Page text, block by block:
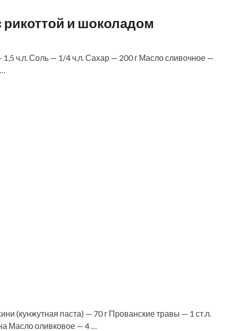
и шоколадом
ч.л. Соль — 1/4 ч.л. Сахар — 200 г Масло сливочное —
(кунжутная паста) — 70 г Прованские травы — 1 ст.л.
Масло оливковое — 4 …